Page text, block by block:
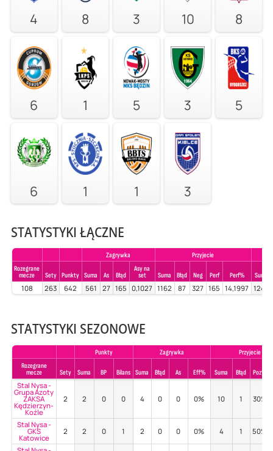
4 8 3 10 8
6 1 5 3 5
6 1 1 3
STATYSTYKI ŁĄCZNE
Zagrywka
Przyjecie
Rozegrane
mecze
Sety Punkty Suma As Błąd
Asy na
set
Suma Błąd Neg Perf Perf% Suma
108 263 642 561 27 165 0,1027 1162 87 327 165 14,1997 1240
STATYSTYKI SEZONOWE
Punkty Zagrywka
Przyjecie
Rozegrane
mecze
Sety Suma BP Bilans Suma Błąd As Eff% Suma Błąd Poz%
Stal Nysa -
Grupa Azoty
ZAKSA
Kędzierzyn-
Koźle
2 2 0 0 4 0 0 0% 10 1 30%
Stal Nysa -
GKS
Katowice
2 2 0 1 2 0 0 0% 4 1 50%